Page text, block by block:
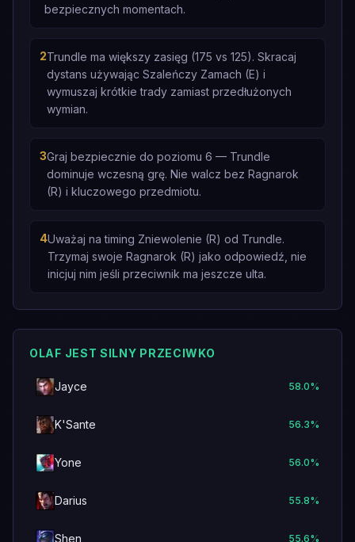
bezpiecznych momentach.
2Trundle ma większy zasięg (175 vs 125). Skracaj
dystans używając Szaleńczy Zamach (E) i
wymuszaj krótkie trady zamiast przedłużonych
wymian.
3Graj bezpiecznie do poziomu 6 — Trundle
dominuje wczesną grę. Nie walcz bez Ragnarok
(R) i kluczowego przedmiotu.
4Uważaj na timing Zniewolenie (R) od Trundle.
Trzymaj swoje Ragnarok (R) jako odpowiedź, nie
inicjuj nim jeśli przeciwnik ma jeszcze ulta.
OLAF JEST SILNY PRZECIWKO
Jayce 58.0%
K'Sante 56.3%
Yone 56.0%
Darius 55.8%
Shen 55.6%